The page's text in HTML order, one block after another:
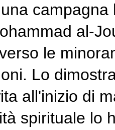
campagna
al-
le
Lo
all'inizio di
spirituale lo